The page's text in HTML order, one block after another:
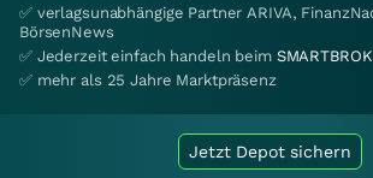
✅ verlagsunabhängige Partner ARIVA,
BörsenNews
✅ Jederzeit einfach handeln beim
✅ mehr als 25 Jahre Marktpräsenz
Jetzt Depot sichern